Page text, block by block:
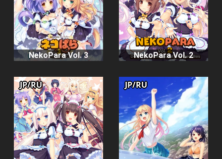
NekoPara Vol. 3 NekoPara Vol. 2
JP/RU JP/RU